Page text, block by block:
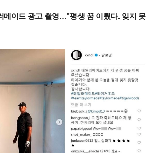
메이드 광고 촬영…"평생 꿈 이뤘다. 잊지 못